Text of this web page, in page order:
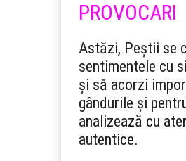
PROVOCARI
Astăzi, Peștii se
sentimentele cu
și să acorzi
gândurile și
analizează cu
autentice.